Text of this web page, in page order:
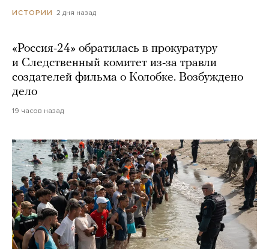
ИСТОРИИ 2 дня назад
«Россия-24» обратилась в прокуратуру
и Следственный комитет из-за травли
создателей фильма о Колобке. Возбуждено
дело
19 часов назад